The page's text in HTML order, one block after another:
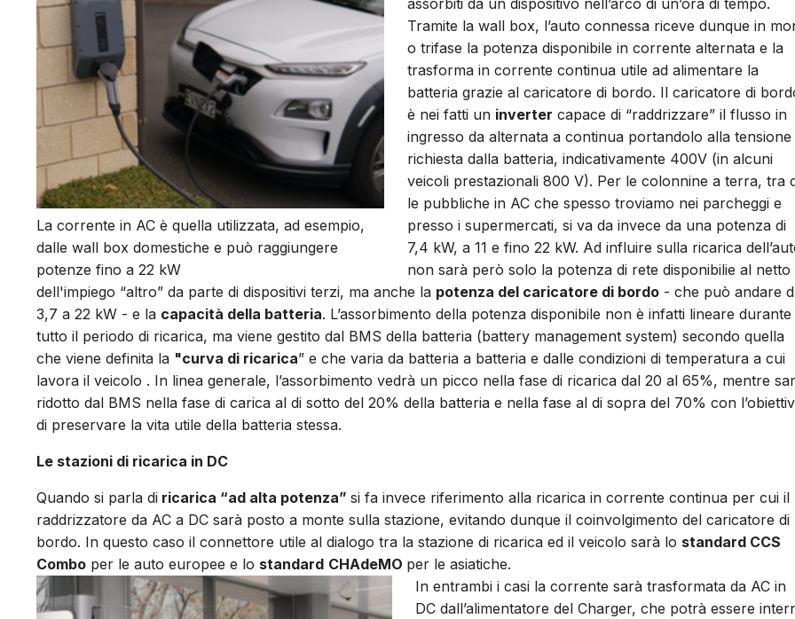
La corrente in AC è quella utilizzata, ad esempio,
dalle wall box domestiche e può raggiungere
potenze fino a 22 kW
assorbiti da un dispositivo nell’arco di un’ora di tempo.
Tramite la wall box, l’auto connessa riceve dunque in
o trifase la potenza disponibile in corrente alternata e la
trasforma in corrente continua utile ad alimentare la
batteria grazie al caricatore di bordo. Il caricatore di
è nei fatti un inverter capace di “raddrizzare” il flusso in
ingresso da alternata a continua portandolo alla tensione
richiesta dalla batteria, indicativamente 400V (in alcuni
veicoli prestazionali 800 V). Per le colonnine a terra, tra
le pubbliche in AC che spesso troviamo nei parcheggi e
presso i supermercati, si va da invece da una potenza di
7,4 kW, a 11 e fino 22 kW. Ad influire sulla ricarica
non sarà però solo la potenza di rete disponibilie al netto
dell'impiego “altro” da parte di dispositivi terzi, ma anche la potenza del caricatore di bordo - che può andare
3,7 a 22 kW - e la capacità della batteria. L’assorbimento della potenza disponibile non è infatti lineare durante
tutto il periodo di ricarica, ma viene gestito dal BMS della batteria (battery management system) secondo quella
che viene definita la "curva di ricarica” e che varia da batteria a batteria e dalle condizioni di temperatura a cui
lavora il veicolo . In linea generale, l’assorbimento vedrà un picco nella fase di ricarica dal 20 al 65%, mentre
ridotto dal BMS nella fase di carica al di sotto del 20% della batteria e nella fase al di sopra del 70% con
di preservare la vita utile della batteria stessa.
Le stazioni di ricarica in DC
Quando si parla di ricarica “ad alta potenza” si fa invece riferimento alla ricarica in corrente continua per cui il
raddrizzatore da AC a DC sarà posto a monte sulla stazione, evitando dunque il coinvolgimento del caricatore di
bordo. In questo caso il connettore utile al dialogo tra la stazione di ricarica ed il veicolo sarà lo standard CCS
Combo per le auto europee e lo standard CHAdeMO per le asiatiche.
In entrambi i casi la corrente sarà trasformata da AC in
DC dall’alimentatore del Charger, che potrà essere